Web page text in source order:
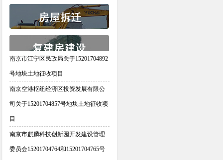
南京市江宁区民政局关于15201704892
号地块土地征收项目
南京空港枢纽经济区投资发展有限公
司关于15201704857号地块土地征收项
目
南京市麒麟科技创新园开发建设管理
委员会15201704764和15201704765号